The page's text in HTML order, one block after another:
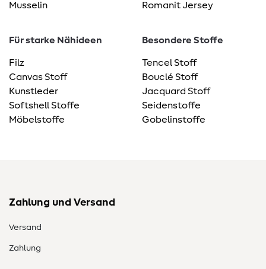
Musselin
Romanit Jersey
Für starke Nähideen
Filz
Canvas Stoff
Kunstleder
Softshell Stoffe
Möbelstoffe
Besondere Stoffe
Tencel Stoff
Bouclé Stoff
Jacquard Stoff
Seidenstoffe
Gobelinstoffe
Zahlung und Versand
Versand
Zahlung